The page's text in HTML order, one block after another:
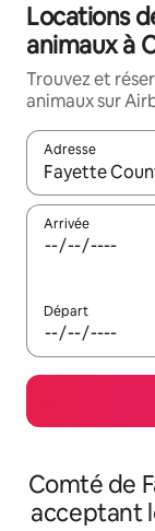
Locations
animaux à
Trouvez et
animaux sur
Adresse
Lorsque les
Arrivée
Départ
Comté de
acceptant